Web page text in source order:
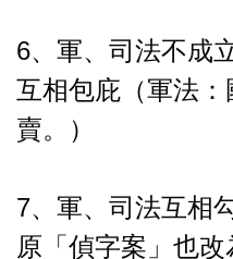
6、軍、司法不成
互相包庇（軍法
賣。）
7、軍、司法互相
原「偵字案」也